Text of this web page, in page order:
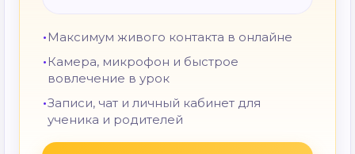
Максимум живого контакта в онлайне
Камера, микрофон и быстрое
вовлечение в урок
Записи, чат и личный кабинет для
ученика и родителей